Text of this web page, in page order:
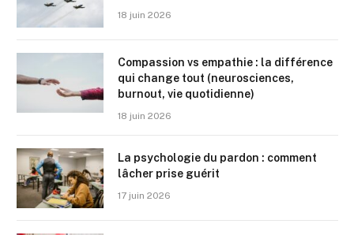
18 juin 2026
Compassion vs empathie : la différence
qui change tout (neurosciences,
burnout, vie quotidienne)
18 juin 2026
La psychologie du pardon : comment
lâcher prise guérit
17 juin 2026